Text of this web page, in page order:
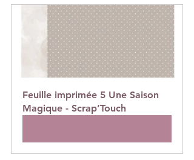
Feuille imprimée 5 Une Saison
Magique - Scrap’Touch